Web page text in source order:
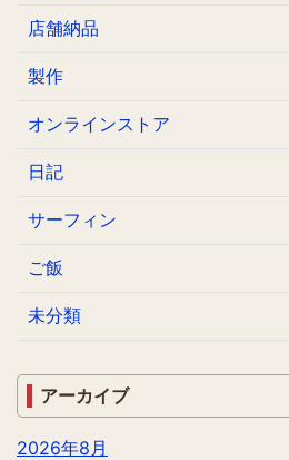
店舗納品
製作
オンラインストア
日記
サーフィン
ご飯
未分類
アーカイブ
2026年8月